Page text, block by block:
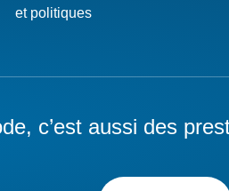
et politiques
c’est aussi des